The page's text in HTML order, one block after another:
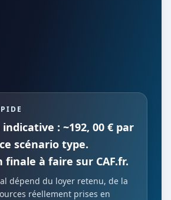
: ~192, 00 € par
scénario type.
à faire sur CAF.fr.
dépend du loyer retenu, de la
réellement prises en